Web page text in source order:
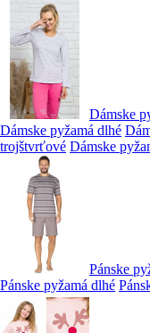
Dámske
Dámske pyžamá dlhé
trojštvrťové Dámske
Pánske
Pánske pyžamá dlhé